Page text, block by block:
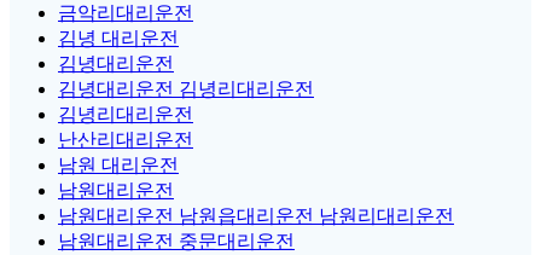
금악리대리운전
김녕 대리운전
김녕대리운전
김녕대리운전 김녕리대리운전
김녕리대리운전
난산리대리운전
남원 대리운전
남원대리운전
남원대리운전 남원읍대리운전 남원리대리운전
남원대리운전 중문대리운전